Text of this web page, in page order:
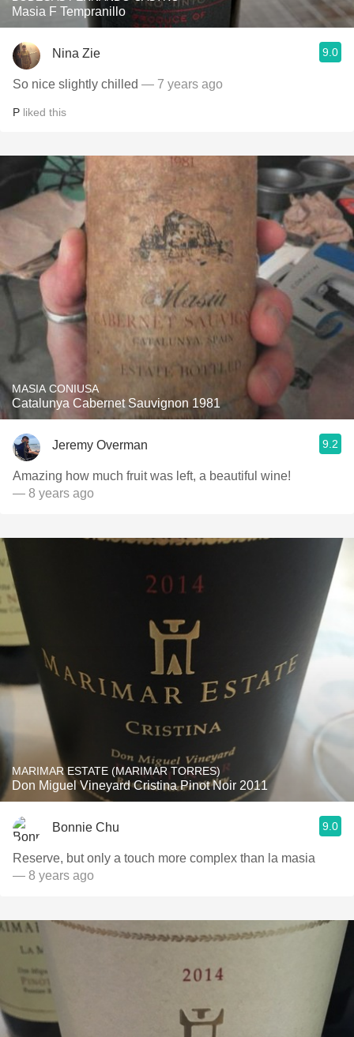
Masia F Tempranillo
Nina Zie 9.0
So nice slightly chilled — 7 years ago
P liked this
MASIA CONIUSA
Catalunya Cabernet Sauvignon 1981
Jeremy Overman 9.2
Amazing how much fruit was left, a beautiful wine!
— 8 years ago
MARIMAR ESTATE (MARIMAR TORRES)
Don Miguel Vineyard Cristina Pinot Noir 2011
Bonnie Chu 9.0
Reserve, but only a touch more complex than la masia
— 8 years ago